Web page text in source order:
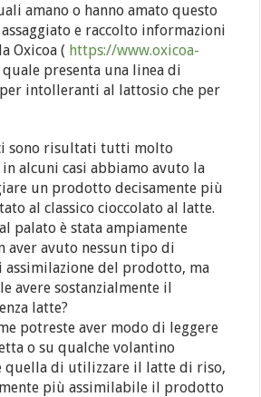
amano o hanno amato questo
e raccolto informazioni
Oxicoa ( https://www.oxicoa-
quale presenta una linea di
intolleranti al lattosio che per
sono risultati tutti molto
in alcuni casi abbiamo avuto la
un prodotto decisamente più
al classico cioccolato al latte.
palato è stata ampiamente
aver avuto nessun tipo di
assimilazione del prodotto, ma
avere sostanzialmente il
latte?
potreste aver modo di leggere
o su qualche volantino
quella di utilizzare il latte di riso,
più assimilabile il prodotto